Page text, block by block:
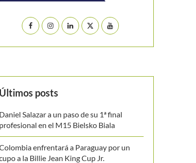
Últimos posts
Daniel Salazar a un paso de su 1ª final
profesional en el M15 Bielsko Biala
enfrentará a Paraguay por un
a la Billie Jean King Cup Jr.